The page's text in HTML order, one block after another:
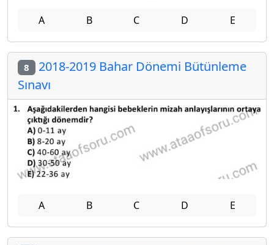
A B C D E
8 2018-2019 Bahar Dönemi Bütünleme
Sınavı
A B C D E